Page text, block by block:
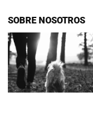
SOBRE NOSOTROS